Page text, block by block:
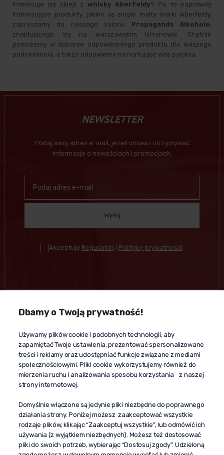
Interesuje cię sklep z whisky Aberfeldy? Po te naprawdę
interesujące produkty, jakimi są single malty marki Aberfeldy,
zapraszamy do naszego salonu Propaganda Alkohole,
znajdującego się na warszawskim Ursynowie. Chętnie
pomożemy w doborze odpowiedniego produktu dla waszego
podniebienia, a także odpowiemy na nurtujące was pytania.
NEWSLETTER
Podaj swój adres e-mail, jeżeli chcesz otrzymywać
informacje o nowościach i promocjach.
Wyślij
Akceptuję Regulamin i Politykę prywatności.
Kontakt
+48 603 610 870
kontakt@propaganda24h.pl
“Propaganda"
al. Komisji Edukacji Narodowej 51/U5
02-797 Warszawa
Pomoc
Dostawa
Moje konto
O firmie
Dbamy o Twoją prywatność!
Używamy plików cookie i podobnych technologii, aby
zapamiętać Twoje ustawienia, prezentować spersonalizowane
treści i reklamy oraz udostępniać funkcje związane z mediami
społecznościowymi. Pliki cookie wykorzystujemy również do
mierzenia ruchu i analizowania sposobu korzystania z naszej
strony internetowej.
Domyślnie włączone są jedynie pliki niezbędne do poprawnego
działania strony. Poniżej możesz zaakceptować wszystkie
rodzaje plików, klikając “Zaakceptuj wszystkie”, lub odmówić ich
używania (z wyjątkiem niezbędnych). Możesz też dostosować
pliki do swoich potrzeb, wybierając “Dostosuj zgody”. Udzieloną